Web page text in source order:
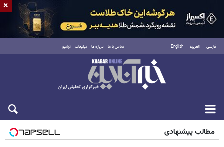
فارسی العربية English تماس با ما درباره ما تبلیغات آرشیو
شنبه ۱۷ مرداد ۱۴۰۵
مطالب پیشنهادی
×